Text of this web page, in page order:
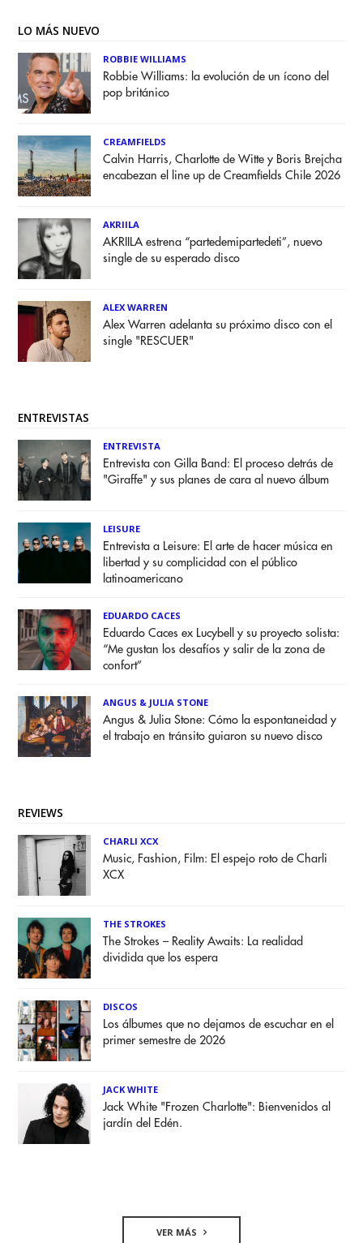
LO MÁS NUEVO
ROBBIE WILLIAMS
Robbie Williams: la evolución de un ícono del
pop británico
CREAMFIELDS
Calvin Harris, Charlotte de Witte y Boris Brejcha
encabezan el line up de Creamfields Chile 2026
AKRIILA
AKRIILA estrena “partedemipartedeti”, nuevo
single de su esperado disco
ALEX WARREN
Alex Warren adelanta su próximo disco con el
single "RESCUER"
ENTREVISTAS
ENTREVISTA
Entrevista con Gilla Band: El proceso detrás de
"Giraffe" y sus planes de cara al nuevo álbum
LEISURE
Entrevista a Leisure: El arte de hacer música en
libertad y su complicidad con el público
latinoamericano
EDUARDO CACES
Eduardo Caces ex Lucybell y su proyecto solista:
“Me gustan los desafíos y salir de la zona de
confort”
ANGUS & JULIA STONE
Angus & Julia Stone: Cómo la espontaneidad y
el trabajo en tránsito guiaron su nuevo disco
REVIEWS
CHARLI XCX
Music, Fashion, Film: El espejo roto de Charli
XCX
THE STROKES
The Strokes – Reality Awaits: La realidad
dividida que los espera
DISCOS
Los álbumes que no dejamos de escuchar en el
primer semestre de 2026
JACK WHITE
Jack White "Frozen Charlotte": Bienvenidos al
jardín del Edén.
VER MÁS